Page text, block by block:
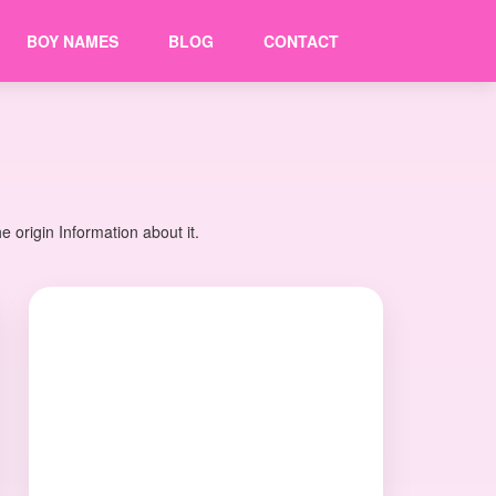
BOY NAMES BLOG CONTACT
origin Information about it.